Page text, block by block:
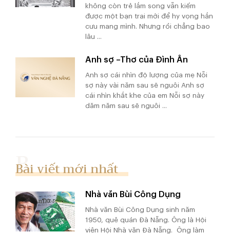
không còn trẻ lắm song vẫn kiếm
được một bạn trai mới để hy vọng hắn
cưu mang mình. Nhưng rồi chẳng bao
lâu ...
Anh sợ –Thơ của Đình Ân
Anh sợ cái nhìn độ lượng của mẹ Nỗi
sợ này vài năm sau sẽ nguôi Anh sợ
cái nhìn khắt khe của em Nỗi sợ này
dăm năm sau sẽ nguôi ...
Bài viết mới nhất
Nhà văn Bùi Công Dụng
Nhà văn Bùi Công Dụng sinh năm
1950, quê quán Đà Nẵng. Ông là Hội
viên Hội Nhà văn Đà Nẵng. Ông làm